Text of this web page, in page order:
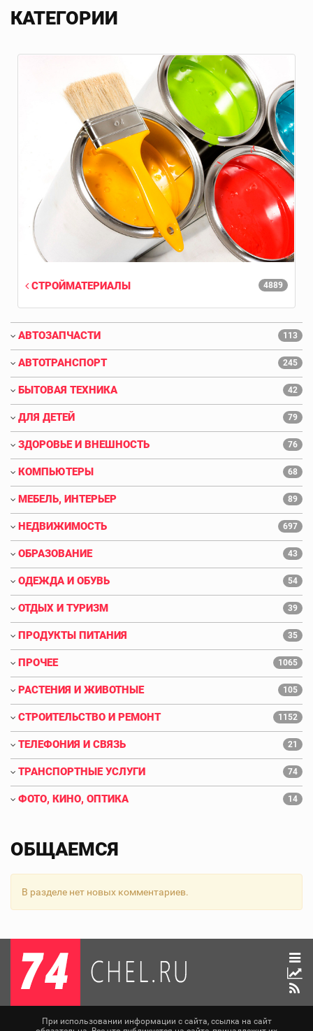
КАТЕГОРИИ
4889
СТРОЙМАТЕРИАЛЫ
АВТОЗАПЧАСТИ 113
АВТОТРАНСПОРТ 245
БЫТОВАЯ ТЕХНИКА 42
ДЛЯ ДЕТЕЙ 79
ЗДОРОВЬЕ И ВНЕШНОСТЬ 76
КОМПЬЮТЕРЫ 68
МЕБЕЛЬ, ИНТЕРЬЕР 89
НЕДВИЖИМОСТЬ 697
ОБРАЗОВАНИЕ 43
ОДЕЖДА И ОБУВЬ 54
ОТДЫХ И ТУРИЗМ 39
ПРОДУКТЫ ПИТАНИЯ 35
ПРОЧЕЕ 1065
РАСТЕНИЯ И ЖИВОТНЫЕ 105
СТРОИТЕЛЬСТВО И РЕМОНТ 1152
ТЕЛЕФОНИЯ И СВЯЗЬ 21
ТРАНСПОРТНЫЕ УСЛУГИ 74
ФОТО, КИНО, ОПТИКА 14
ОБЩАЕМСЯ
В разделе нет новых комментариев.
При использовании информации с сайта, ссылка на сайт